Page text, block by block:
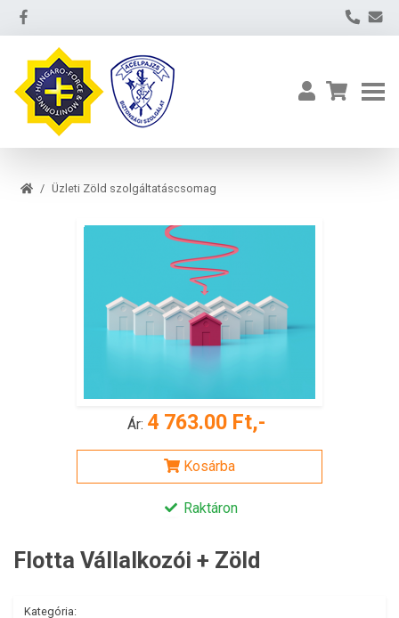
Üzleti Zöld szolgáltatáscsomag
Ár: 4 763.00 Ft,-
Kosárba
Raktáron
Flotta Vállalkozói + Zöld
Kategória: